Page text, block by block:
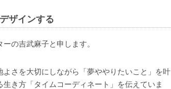
ザインする
の吉武麻子と申します。
さを大切にしながら「夢ややりたいこと」を叶
き方「タイムコーディネート」を伝えていま